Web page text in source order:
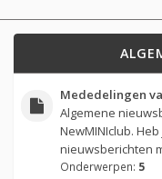
Mededelingen
Algemene
NewMINIclub.
nieuwsberichten
Onderwerpen: 5